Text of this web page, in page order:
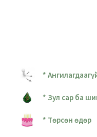
*
* Зул сар ба
* Төрсөн өдөр